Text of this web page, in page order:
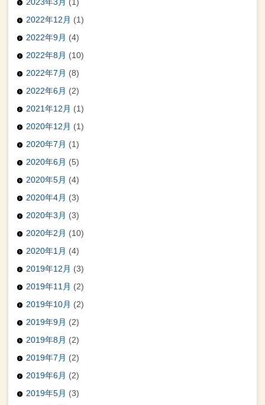
2022年12月 (1)
2022年9月 (4)
2022年8月 (10)
2022年7月 (8)
2022年6月 (2)
2021年12月 (1)
2020年12月 (1)
2020年7月 (1)
2020年6月 (5)
2020年5月 (4)
2020年4月 (3)
2020年3月 (3)
2020年2月 (10)
2020年1月 (4)
2019年12月 (3)
2019年11月 (2)
2019年10月 (2)
2019年9月 (2)
2019年8月 (2)
2019年7月 (2)
2019年6月 (2)
2019年5月 (3)